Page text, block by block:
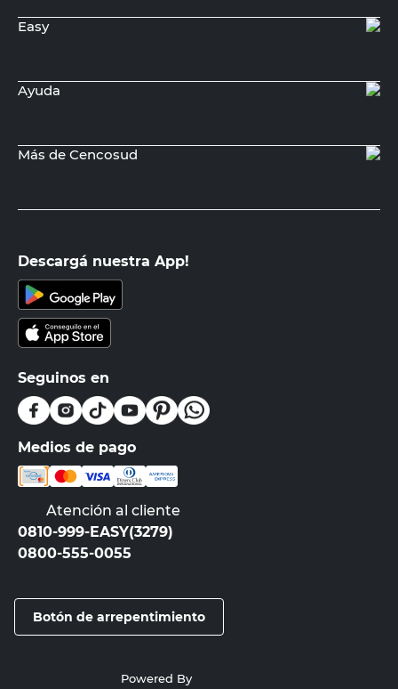
Easy
Ayuda
Más de Cencosud
Descargá nuestra App!
Seguinos en
Medios de pago
Atención al cliente
0810-999-EASY(3279)
0800-555-0055
Botón de arrepentimiento
Powered By